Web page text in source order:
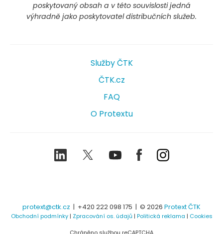
poskytovaný obsah a v této souvislosti jedná
výhradně jako poskytovatel distribučních služeb.
Služby ČTK
ČTK.cz
FAQ
O Protextu
LinkedIn TwitterYoutubeFacebookInstagram
protext@ctk.cz | +420 222 098 175 | © 2026 Protext ČTK
Obchodní podmínky| Zpracování os. údajů| Politická reklama | Cookies